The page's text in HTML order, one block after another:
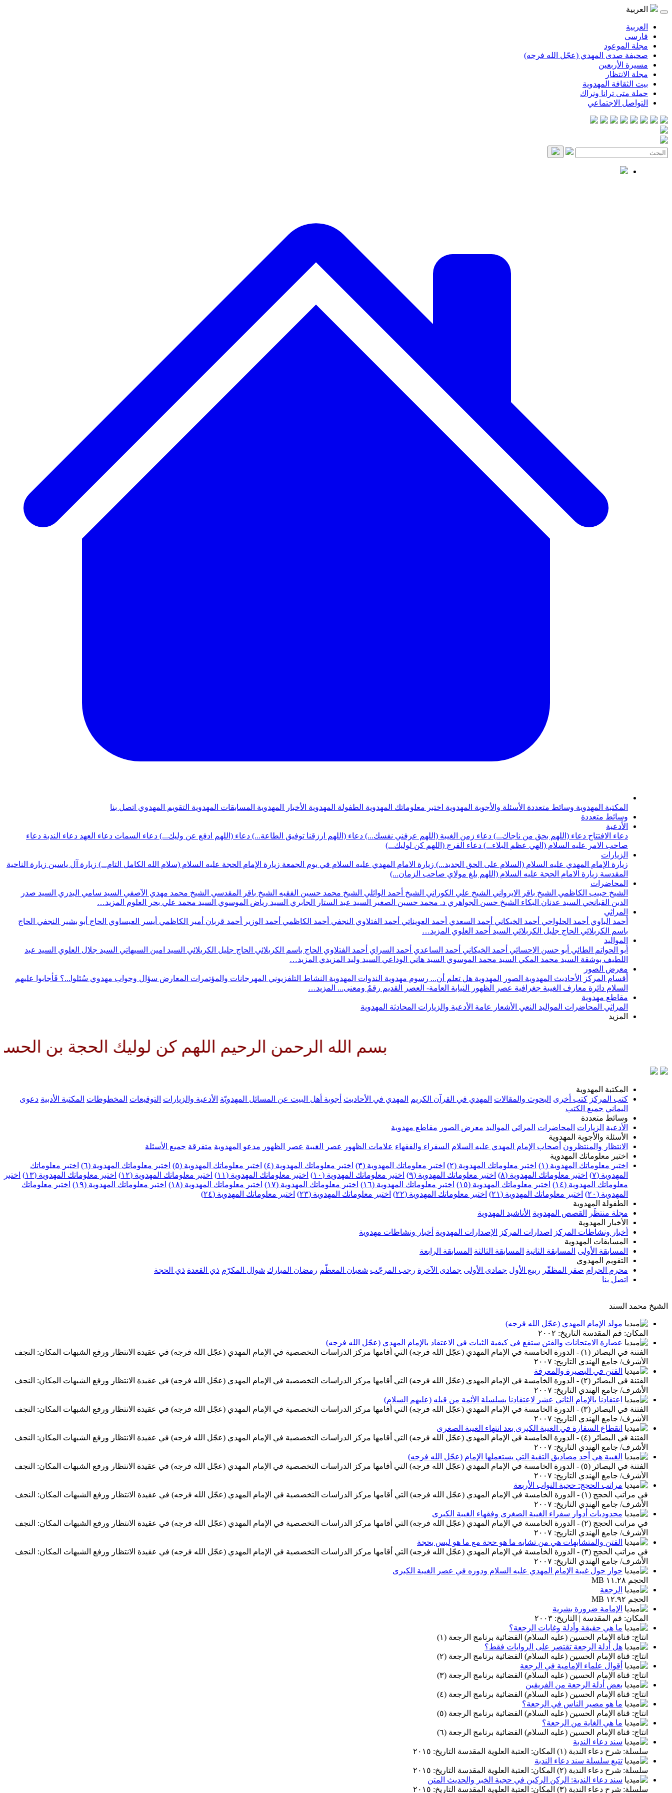
العربية
العربية
فارسی
مجلة الموعود
صحيفة صدى المهدي (عجّل الله فرجه)
مسيرة الأربعين
مجلة الانتظار
بيت الثقافة المهدوية
حملة متى ترانا ونراك
التواصل الاجتماعي
المكتبة المهدوية وسائط متعددة الأسئلة والأجوبة المهدوية اختبر معلوماتك المهدوية الطفولة المهدوية الأخبار المهدوية المسابقات المهدوية التقويم المهدوي اتصل بنا
وسائط متعددة
الأدعية
دعاء الافتتاح دعاء (اللهم بحق من ناجاك...) دعاء زمن الغيبة (اللهم عرفني نفسك...) دعاء (اللهم ارزقنا توفيق الطاعة...) دعاء (اللهم ادفع عن وليك...) دعاء السمات دعاء العهد دعاء الندبة دعاء
صاحب الامر عليه السلام (الهي عظم البلاء...) دعاء الفرج (اللهم كن لوليك...)
الزيارات
زيارة الإمام المهدي عليه السلام (السلام على الحق الجديد...) زيارة الامام المهدي عليه السلام في يوم الجمعة زيارة الإمام الحجة عليه السلام (سلام الله الكامل التام...) زيارة آل ياسين زيارة الناحية
المقدسة زيارة الامام الحجة عليه السلام (اللهم بلغ مولاي صاحب الزمان...)
المحاضرات
الشيخ حبيب الكاظمي الشيخ باقر الايرواني الشيخ علي الكوراني الشيخ أحمد الوائلي الشيخ محمد حسين الفقيه الشيخ باقر المقدسي الشيخ محمد مهدي الآصفي السيد سامي البدري السيد صدر
الدين القبانجي السيد عدنان البكاء الشيخ حسن الجواهري د. محمد حسين الصغير السيد عبد الستار الجابري السيد رياض الموسوي السيد محمد علي بحر العلوم المزيد…
المراثي
أحمد الباوي أحمد الحلواجي أحمد الخيكاني أحمد السعدي أحمد العويناتي أحمد الفتلاوي النجفي أحمد الكاظمي أحمد الوزير أحمد قربان أمير الكاظمي أيسر العيساوي الحاج أبو بشير النجفي الحاج
باسم الكربلائي الحاج جليل الكربلائي السيد أحمد العلوي المزيد…
المواليد
أبو الحواتم الطائي أبو حسن الإحسائي أحمد الخيكاني أحمد الساعدي أحمد السراي أحمد الفتلاوي الحاج باسم الكربلائي الحاج جليل الكربلائي السيد امين السيهاتي السيد جلال العلوي السيد عبد
اللطيف بوشقة السيد محمد المكي السيد محمد الموسوي السيد هاني الوداعي السيد وليد المزيدي المزيد…
معرض الصور
أقسام المركز
الأحاديث المهدوية الصور المهدوية هل تعلم أن... رسوم مهدوية الندوات المهدوية النشاط التلفزيوني المهرجانات والمؤتمرات المعارض سؤال وجواب مهدوي سُئلوا...؟ فَأجابوا عليهم
السلام دائرة معارف الغيبة جغرافية عصر الظهور النيابة العامة- العصر القديم رقمٌ ومعنى... المزيد…
مقاطع مهدوية
المراثي المحاضرات المواليد النعي الأشعار عامة الأدعية والزيارات المحادثة المهدوية
المزيد
بسم الله الرحمن الرحيم اللهم كن لوليك الحجة بن الحسن
المكتبة المهدوية
كتب المركز كتب أخرى البحوث والمقالات المهدي في القرآن الكريم المهدي في الأحاديث أجوبة أهل البيت عن المسائل المهدويّة الأدعية والزيارات التوقيعات المخطوطات المكتبة الأدبية دعوى
اليماني جميع الكتب
وسائط متعددة
الأدعية الزيارات المحاضرات المراثي المواليد معرض الصور مقاطع مهدوية
الأسئلة والأجوبة المهدوية
الانتظار والمنتظرون أصحاب الإمام المهدي عليه السلام السفراء والفقهاء علامات الظهور عصر الغيبة عصر الظهور مدعو المهدوية متفرقة جميع الأسئلة
اختبر معلوماتك المهدوية
اختبر معلوماتك المهدوية (١)
اختبر معلوماتك المهدوية (٢) اختبر معلوماتك المهدوية (٣) اختبر معلوماتك المهدوية (٤) اختبر معلوماتك المهدوية (٥) اختبر معلوماتك المهدوية (٦)
اختبر معلوماتك
المهدوية (٧)
اختبر معلوماتك المهدوية (٨) اختبر معلوماتك المهدوية (٩) اختبر معلوماتك المهدوية (١٠) اختبر معلوماتك المهدوية (١١) اختبر معلوماتك المهدوية (١٢) اختبر معلوماتك المهدوية (١٣)
اختبر
معلوماتك المهدوية (١٤)
اختبر معلوماتك المهدوية (١٥) اختبر معلوماتك المهدوية (١٦) اختبر معلوماتك المهدوية (١٧) اختبر معلوماتك المهدوية (١٨) اختبر معلوماتك المهدوية (١٩)
اختبر معلوماتك
المهدوية (٢٠)
اختبر معلوماتك المهدوية (٢١) اختبر معلوماتك المهدوية (٢٢) اختبر معلوماتك المهدوية (٢٣)
اختبر معلوماتك المهدوية (٢٤)
الطفولة المهدوية
مجلة منتظَر
القصص المهدوية الأناشيد المهدوية
الأخبار المهدوية
أخبار ونشاطات المركز
اصدارات المركز الإصدارات المهدوية أخبار ونشاطات مهدوية
المسابقات المهدوية
المسابقة الأولى المسابقة الثانية المسابقة الثالثة المسابقة الرابعة
التقويم المهدوي
محرم الحرام صفر المظفّر ربيع الأول جمادى الأولى جمادى الآخرة رجب المرجّب شعبان المعظّم رمضان المبارك شوال المكرّم ذي القعدة ذي الحجة
اتصل بنا
الشيخ محمد السند
مولد الإمام المهدي (عجّل الله فرجه)
المكان: قم المقدسة التاريخ: ٢٠٠٢
عصارة الامتحانات والفتن ستقع في كيفية الثبات في الاعتقاد بالإمام المهدي (عجّل الله فرجه)
الفتنة في البصائر (١) - الدورة الخامسة في الإمام المهدي (عجّل الله فرجه) التي أقامها مركز الدراسات التخصصية في الإمام المهدي (عجّل الله فرجه) في عقيدة الانتظار ورفع الشبهات المكان: النجف
الأشرف/ جامع الهندي التاريخ: ٢٠٠٧
الفتن في البصيرة والمعرفة
الفتنة في البصائر (٢) - الدورة الخامسة في الإمام المهدي (عجّل الله فرجه) التي أقامها مركز الدراسات التخصصية في الإمام المهدي (عجّل الله فرجه) في عقيدة الانتظار ورفع الشبهات المكان: النجف
الأشرف/ جامع الهندي التاريخ: ٢٠٠٧
اعتقادنا بالإمام الثاني عشر لاعتقادنا بسلسلة الأئمة من قبله (عليهم السلام)
الفتنة في البصائر (٣) - الدورة الخامسة في الإمام المهدي (عجّل الله فرجه) التي أقامها مركز الدراسات التخصصية في الإمام المهدي (عجّل الله فرجه) في عقيدة الانتظار ورفع الشبهات المكان: النجف
الأشرف/ جامع الهندي التاريخ: ٢٠٠٧
انقطاع السفارة في الغيبة الكبرى بعد انتهاء الغيبة الصغرى
الفتنة في البصائر (٤) - الدورة الخامسة في الإمام المهدي (عجّل الله فرجه) التي أقامها مركز الدراسات التخصصية في الإمام المهدي (عجّل الله فرجه) في عقيدة الانتظار ورفع الشبهات المكان: النجف
الأشرف/ جامع الهندي التاريخ: ٢٠٠٧
الغيبة هي أحد مصاديق التقية التي يستعملها الإمام (عجّل الله فرجه)
الفتنة في البصائر (٥) - الدورة الخامسة في الإمام المهدي (عجّل الله فرجه) التي أقامها مركز الدراسات التخصصية في الإمام المهدي (عجّل الله فرجه) في عقيدة الانتظار ورفع الشبهات المكان: النجف
الأشرف/ جامع الهندي التاريخ: ٢٠٠٧
مراتب الحجج: حجية النواب الأربعة
في مراتب الحجج (١) - الدورة الخامسة في الإمام المهدي (عجّل الله فرجه) التي أقامها مركز الدراسات التخصصية في الإمام المهدي (عجّل الله فرجه) في عقيدة الانتظار ورفع الشبهات المكان: النجف
الأشرف/ جامع الهندي التاريخ: ٢٠٠٧
محدوديات أدوار سفراء الغيبة الصغرى وفقهاء الغيبة الكبرى
في مراتب الحجج (٢) - الدورة الخامسة في الإمام المهدي (عجّل الله فرجه) التي أقامها مركز الدراسات التخصصية في الإمام المهدي (عجّل الله فرجه) في عقيدة الانتظار ورفع الشبهات المكان: النجف
الأشرف/ جامع الهندي التاريخ: ٢٠٠٧
الفتن والمتشابهات هي من تشابه ما هو حجة مع ما هو ليس بحجة
في مراتب الحجج (٣) - الدورة الخامسة في الإمام المهدي (عجّل الله فرجه) التي أقامها مركز الدراسات التخصصية في الإمام المهدي (عجّل الله فرجه) في عقيدة الانتظار ورفع الشبهات المكان: النجف
الأشرف/ جامع الهندي التاريخ: ٢٠٠٧
حوار حول غيبة الإمام المهدي عليه السلام ودوره في عصر الغيبة الكبرى
الحجم ١١.٢٨ MB
الرجعة
الحجم ١٢.٩٢ MB
الإمامة ضرورة بشرية
المكان: قم المقدسة | التاريخ: ٢٠٠٣
ما هي حقيقة وأدلة وغايات الرجعة؟
انتاج: قناة الإمام الحسين (عليه السلام) الفضائية برنامج الرجعة (١)
هل أدلة الرجعة تقتصر على الروايات فقط؟
انتاج: قناة الإمام الحسين (عليه السلام) الفضائية برنامج الرجعة (٢)
أقوال علماء الإمامية في الرجعة
انتاج: قناة الإمام الحسين (عليه السلام) الفضائية برنامج الرجعة (٣)
بعض أدلة الرجعة من الفريقين
انتاج: قناة الإمام الحسين (عليه السلام) الفضائية برنامج الرجعة (٤)
ما هو مصير الناس في الرجعة؟
انتاج: قناة الإمام الحسين (عليه السلام) الفضائية برنامج الرجعة (٥)
ما هي الغاية من الرجعة؟
انتاج: قناة الإمام الحسين (عليه السلام) الفضائية برنامج الرجعة (٦)
سند دعاء الندبة
سلسلة: شرح دعاء الندبة (١) المكان: العتبة العلوية المقدسة التاريخ: ٢٠١٥
تتبع سلسلة سند دعاء الندبة
سلسلة: شرح دعاء الندبة (٢) المكان: العتبة العلوية المقدسة التاريخ: ٢٠١٥
سند دعاء الندبة: الركن الركين في حجية الخبر والحديث المتن
سلسلة: شرح دعاء الندبة (٣) المكان: العتبة العلوية المقدسة التاريخ: ٢٠١٥